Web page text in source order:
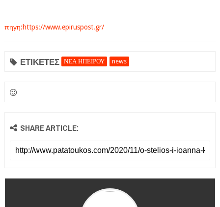
πηγη:https://www.epiruspost.gr/
ΕΤΙΚΕΤΕΣ ΝΕΑ ΗΠΕΙΡΟΥ news
SHARE ARTICLE: